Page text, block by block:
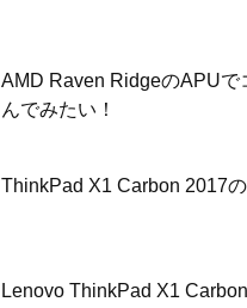
AMD Raven RidgeのAPUで
んでみたい！
ThinkPad X1 Carbon 2017
Lenovo ThinkPad X1